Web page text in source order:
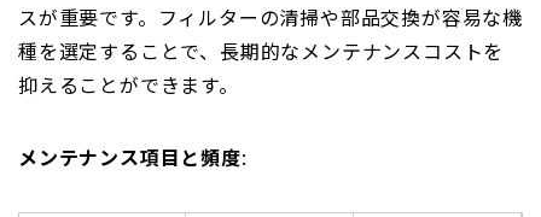
スが重要です。フィルターの清掃や部品交換が容易な機
種を選定することで、長期的なメンテナンスコストを
抑えることができます。
メンテナンス項目と頻度: